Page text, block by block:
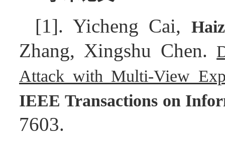
[1]. Yicheng Cai,
Zhang, Xingshu Chen.
Attack with Multi-View
IEEE Transactions on
7603.